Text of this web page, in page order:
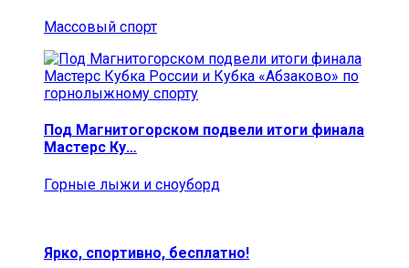
Массовый спорт
Под Магнитогорском подвели итоги финала
Мастерс Ку…
Горные лыжи и сноуборд
Ярко, спортивно, бесплатно!